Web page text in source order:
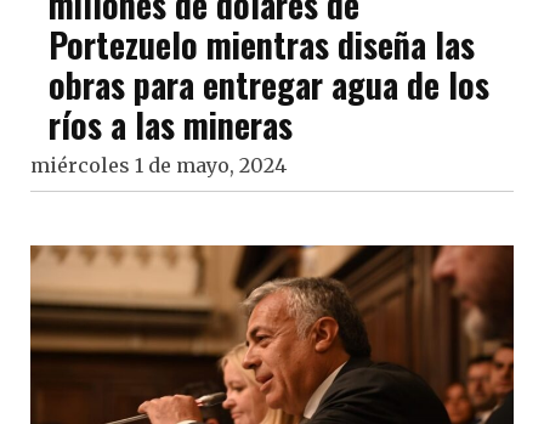
Portezuelo mientras diseña las
obras para entregar agua de los
ríos a las mineras
miércoles 1 de mayo, 2024